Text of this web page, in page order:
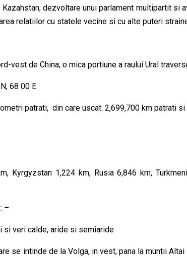
dezvoltare unui parlament multipartit si
relatiilor cu statele vecine si cu alte puteri
vest de China; o mica portiune a raului Ural
68 00 E
patrati, din care uscat: 2,699,700 km patrati
Kyrgyzstan 1,224 km, Rusia 6,846 km,
–
si veri calde, aride si semiaride
se intinde de la Volga, in vest, pana la muntii